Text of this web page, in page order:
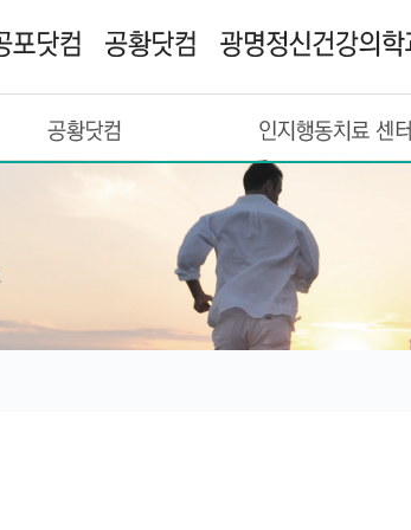
공황닷컴 인지행동치료 센터